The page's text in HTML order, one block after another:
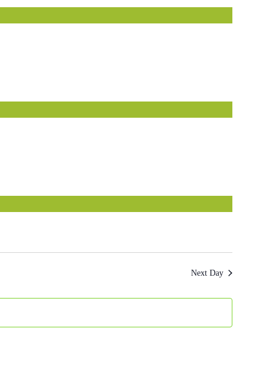
Next Day